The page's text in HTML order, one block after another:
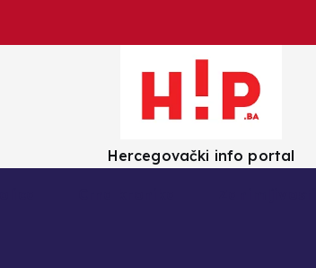
Hercegovački info portal